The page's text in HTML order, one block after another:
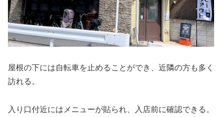
屋根の下には自転車を止めることができ、近隣の方も多く
訪れる。
入り口付近にはメニューが貼られ、入店前に確認できる。